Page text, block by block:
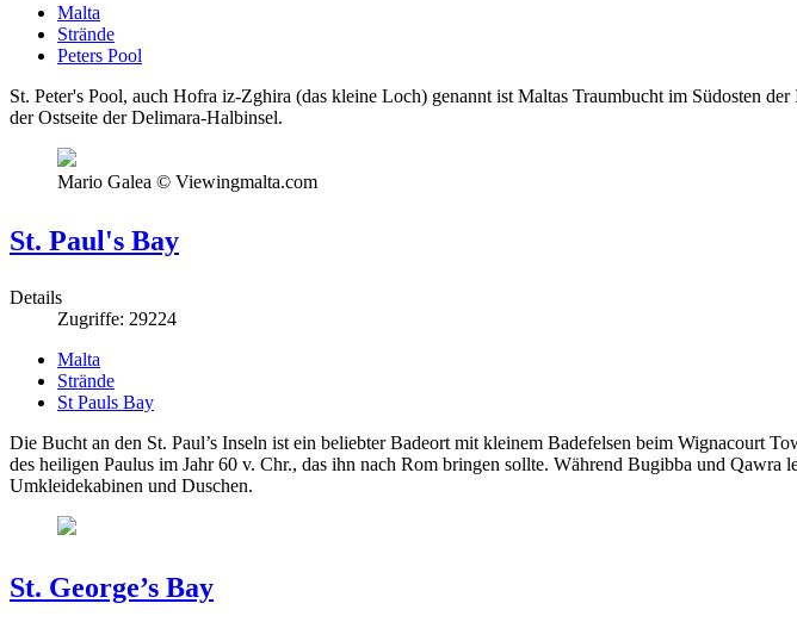
Malta
Strände
Peters Pool
St. Peter's Pool, auch Hofra iz-Zghira (das kleine Loch) genannt ist Maltas Traumbucht im Südosten
der Ostseite der Delimara-Halbinsel.
Mario Galea © Viewingmalta.com
St. Paul's Bay
Details
Zugriffe: 29224
Malta
Strände
St Pauls Bay
Die Bucht an den St. Paul’s Inseln ist ein beliebter Badeort mit kleinem Badefelsen beim Wignacourt
des heiligen Paulus im Jahr 60 v. Chr., das ihn nach Rom bringen sollte. Während Bugibba und Qawra
Umkleidekabinen und Duschen.
St. George’s Bay